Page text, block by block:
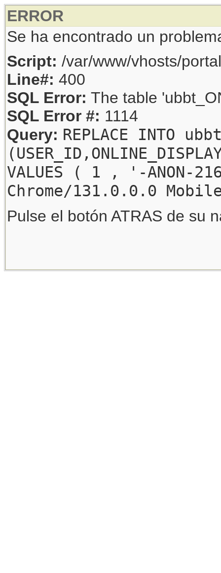
ERROR
Se ha encontrado un
Script: /var/www/vhosts/
Line#: 400
SQL Error: The table
SQL Error #: 1114
Query: REPLACE INTO
VALUES ( 1 , '-
Chrome/131.0.0.0
Pulse el botón ATRAS de su